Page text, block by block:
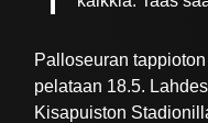
Palloseuran
pelataan 18.5.
Kisapuiston